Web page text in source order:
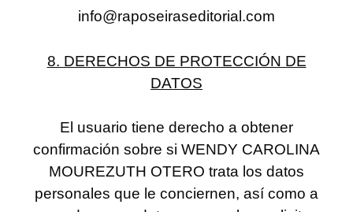
info@raposeiraseditorial.com
8. DERECHOS DE PROTECCIÓN DE
DATOS
El usuario tiene derecho a obtener
confirmación sobre si WENDY CAROLINA
MOUREZUTH OTERO trata los datos
personales que le conciernen, así como a